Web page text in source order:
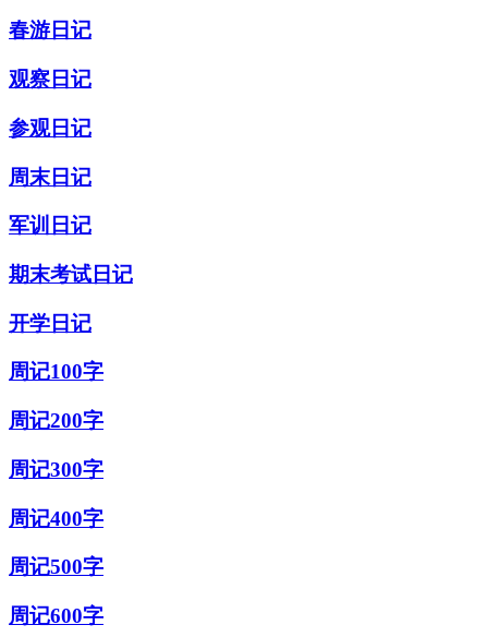
春游日记
观察日记
参观日记
周末日记
军训日记
期末考试日记
开学日记
周记100字
周记200字
周记300字
周记400字
周记500字
周记600字